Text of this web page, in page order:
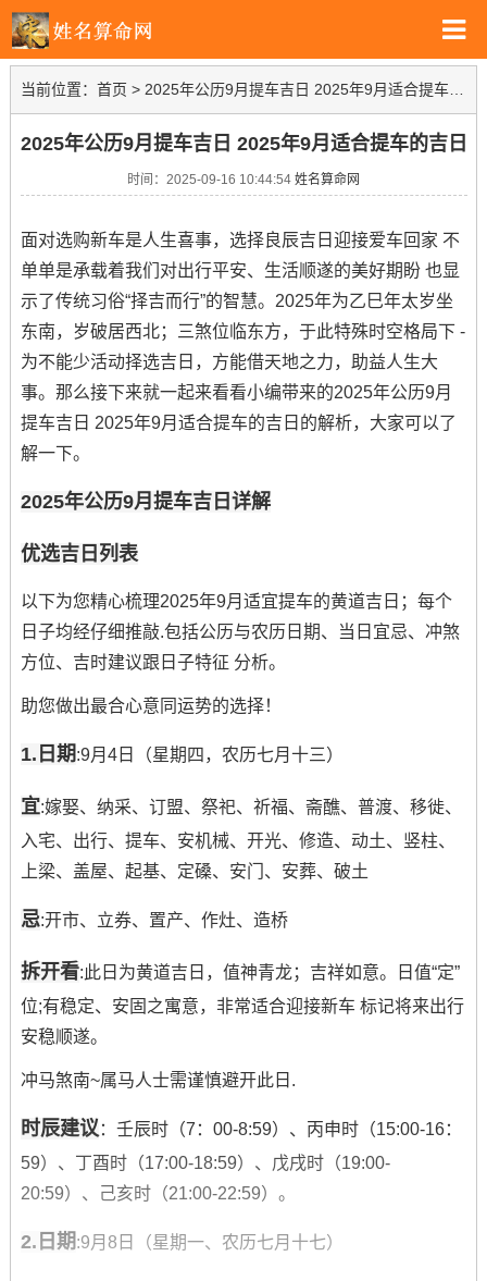
当前位置： 首页 > 2025年公历9月提车吉日 2025年9月适合提车的吉日
2025年公历9月提车吉日 2025年9月适合提车的吉日
时间：2025-09-16 10:44:54 姓名算命网
面对选购新车是人生喜事，选择良辰吉日迎接爱车回家 不
单单是承载着我们对出行平安、生活顺遂的美好期盼 也显
示了传统习俗“择吉而行”的智慧。2025年为乙巳年太岁坐
东南，岁破居西北；三煞位临东方，于此特殊时空格局下 -
为不能少活动择选吉日，方能借天地之力，助益人生大
事。那么接下来就一起来看看小编带来的2025年公历9月
提车吉日 2025年9月适合提车的吉日的解析，大家可以了
解一下。
2025年公历9月提车吉日详解
优选吉日列表
以下为您精心梳理2025年9月适宜提车的黄道吉日；每个
日子均经仔细推敲.包括公历与农历日期、当日宜忌、冲煞
方位、吉时建议跟日子特征 分析。
助您做出最合心意同运势的选择！
1.日期:9月4日（星期四，农历七月十三）
宜:嫁娶、纳采、订盟、祭祀、祈福、斋醮、普渡、移徙、
入宅、出行、提车、安机械、开光、修造、动土、竖柱、
上梁、盖屋、起基、定磉、安门、安葬、破土
忌:开市、立券、置产、作灶、造桥
拆开看:此日为黄道吉日，值神青龙；吉祥如意。日值“定”
位;有稳定、安固之寓意，非常适合迎接新车 标记将来出行
安稳顺遂。
冲马煞南~属马人士需谨慎避开此日.
时辰建议 ：壬辰时（7：00-8:59）、丙申时（15:00-16：
59）、丁酉时（17:00-18:59）、戊戌时（19:00-
20:59）、己亥时（21:00-22:59）。
2.日期:9月8日（星期一、农历七月十七）